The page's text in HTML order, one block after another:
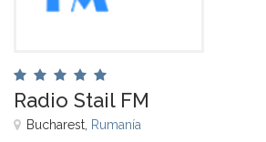
Radio Stail FM
Bucharest, Rumanía